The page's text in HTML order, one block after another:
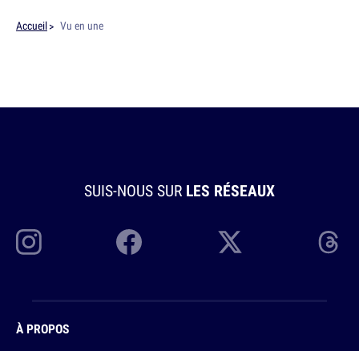
Accueil Vu en une
SUIS-NOUS SUR LES RÉSEAUX
À PROPOS